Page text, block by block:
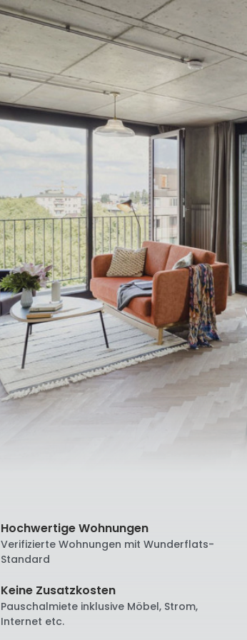
Hochwertige Wohnungen
Verifizierte Wohnungen mit Wunderflats-
Standard
Keine Zusatzkosten
Pauschalmiete inklusive Möbel, Strom,
Internet etc.